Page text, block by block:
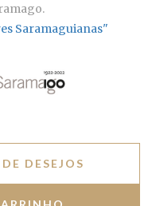
Saramaguianas"
DESEJOS